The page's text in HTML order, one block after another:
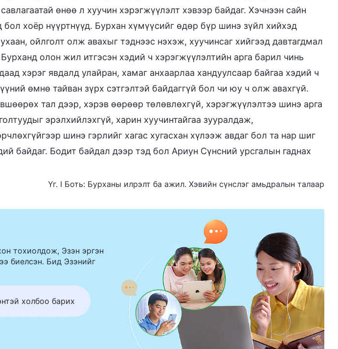
өнөө л хуучин хэрэгжүүлэлт хэвээр байдаг. Хэчнээн сайн
хоёр нүүртнүүд. Бурхан хүмүүсийг өдөр бүр шинэ зүйл хийхэд
ойлголт олж авахыг тэднээс нэхэж, хуучинсаг хийгээд давтагдмал
олон жил итгэсэн хэдий ч хэрэгжүүлэлтийн арга барил чинь
хэрэг явдалд улайран, хамаг анхаарлаа хандуулсаар байгаа хэдий ч
өмнө тайван зүрх сэтгэлтэй байдаггүй бол чи юу ч олж авахгүй.
тал дээр, хэрэв өөрөөр төлөвлөхгүй, хэрэгжүүлэлтээ шинэ арга
эрэлхийлэхгүй, харин хуучинтайгаа зууралдаж,
шинэ гэрлийг хагас хугасхан хүлээж авдаг бол та нар шиг
байдаг. Бодит байдал дээр тэд бол Ариун Сүнсний урсгалын гаднах
Үг. I Боть: Бурханы илрэлт ба ажил. Хэвийн сүнслэг амьдралын талаар
тохиолдож, Эзэн эргэн
биелсэн. Бид Эзэнийг
холбоо барих